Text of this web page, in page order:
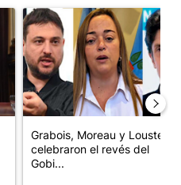
el título "Di Tullio impugnó a
Un artículo de tendencia con
Grabois, Moreau y Lousteau
celebraron el revés del
Gobi...